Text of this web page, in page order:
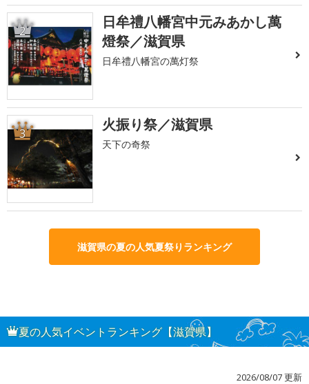
2
日牟禮八幡宮中元みあかし萬
燈祭／滋賀県
日牟禮八幡宮の萬灯祭
3 火振り祭／滋賀県
天下の奇祭
滋賀県の夏の人気夏祭りランキング
夏の人気イベントランキング【滋賀県】
2026/08/07 更新